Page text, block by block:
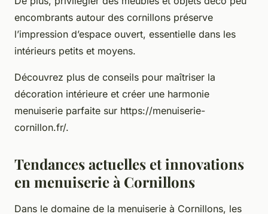
encombrants autour des cornillons préserve
l’impression d’espace ouvert, essentielle dans les
intérieurs petits et moyens.
Découvrez plus de conseils pour maîtriser la
décoration intérieure et créer une harmonie
menuiserie parfaite sur https://menuiserie-
cornillon.fr/.
Tendances actuelles et innovations
en menuiserie à Cornillons
Dans le domaine de la menuiserie à Cornillons, les